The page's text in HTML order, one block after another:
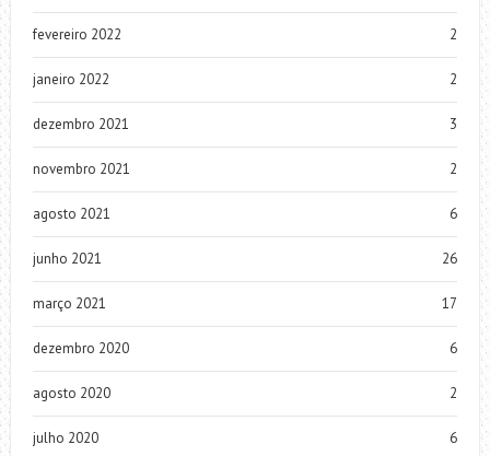
fevereiro 2022 2
janeiro 2022 2
dezembro 2021 3
novembro 2021 2
agosto 2021 6
junho 2021 26
março 2021 17
dezembro 2020 6
agosto 2020 2
julho 2020 6